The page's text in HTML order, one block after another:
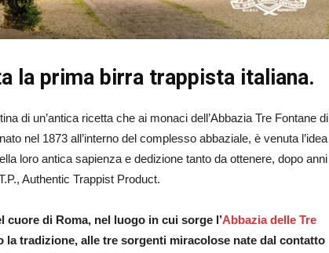
la prima birra trappista italiana.
di un’antica ricetta che ai monaci dell’Abbazia Tre Fontane di
nel 1873 all’interno del complesso abbaziale, è venuta l’idea
loro antica sapienza e dedizione tanto da ottenere, dopo anni
Authentic Trappist Product.
cuore di Roma, nel luogo in cui sorge l’Abbazia delle Tre
la tradizione, alle tre sorgenti miracolose nate dal contatto